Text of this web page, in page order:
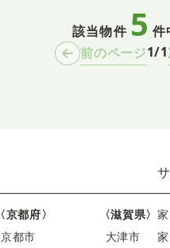
該当物件 5 件
前のページ1/1
〈京都府〉
京都市
〈滋賀県〉
大津市